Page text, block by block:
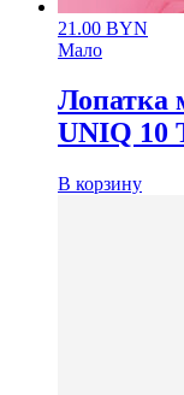
21.00 BYN
Мало
Лопатка
UNIQ 10
В корзину